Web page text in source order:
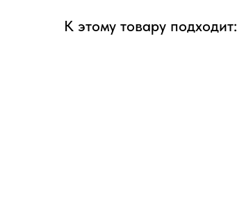
К этому товару подходит: